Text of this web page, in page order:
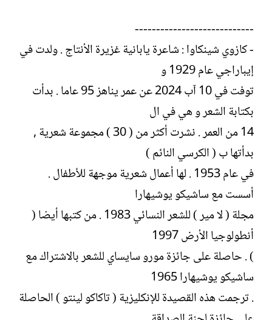
----------------------------
- كازوي شينكاوا : شاعرة يابانية غزيرة الأنتاج . ولدت في
إيباراجي عام 1929 و
توفت في 10 آب 2024 عن عمر يناهز 95 عاما . بدأت
بكتابة الشعر و هي في ال
14 من العمر . نشرت أكثر من ( 30 ) مجموعة شعرية ,
بدأتها ب ( الكرسي النائم )
في عام 1953 . لها أعمال شعرية موجهة للأطفال .
أسست مع ساشيكو يوشيهارا
مجلة ( لا مير ) للشعر النسائي 1983 . من كتبها أيضا (
أنطولوجيا الأرض 1997
) . حاصلة على جائزة مورو سايساي للشعر بالاشتراك مع
ساشيكو يوشيهارا 1965
. ترجمت هذه القصيدة للإنكليزية ( تاكاكو لينتو ) الحاصلة